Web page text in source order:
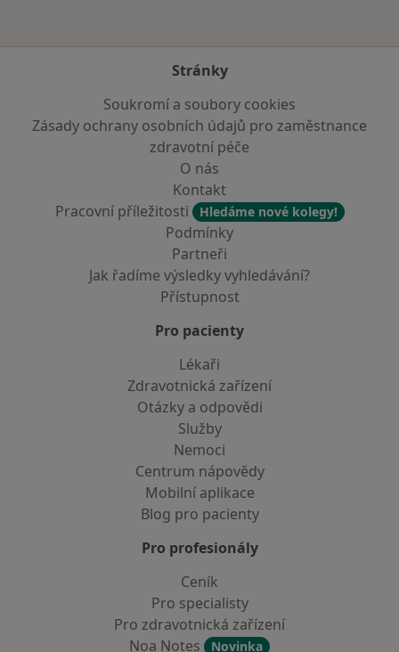
Stránky
Soukromí a soubory cookies
Zásady ochrany osobních údajů pro zaměstnance
zdravotní péče
O nás
Kontakt
Pracovní příležitosti
Hledáme nové kolegy!
Podmínky
Partneři
Jak řadíme výsledky vyhledávání?
Přístupnost
Pro pacienty
Lékaři
Zdravotnická zařízení
Otázky a odpovědi
Služby
Nemoci
Centrum nápovědy
Mobilní aplikace
Blog pro pacienty
Pro profesionály
Ceník
Pro specialisty
Pro zdravotnická zařízení
Noa Notes
Novinka